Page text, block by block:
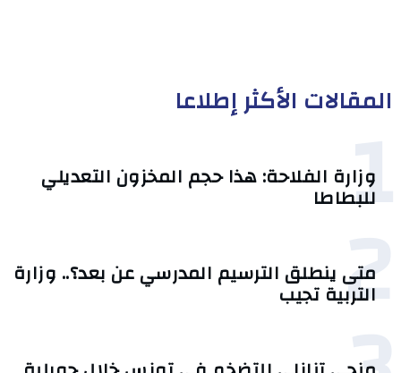
المقالات الأكثر إطلاعا
1
وزارة الفلاحة: هذا حجم المخزون التعديلي
للبطاطا
2
متى ينطلق الترسيم المدرسي عن بعد؟.. وزارة
التربية تجيب